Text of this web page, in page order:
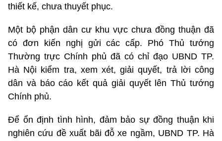
thiết kế, chưa thuyết phục.
Một bộ phận dân cư khu vực chưa đồng thuận đã
có đơn kiến nghị gửi các cấp. Phó Thủ tướng
Thường trực Chính phủ đã có chỉ đạo UBND TP.
Hà Nội kiểm tra, xem xét, giải quyết, trả lời công
dân và báo cáo kết quả giải quyết lên Thủ tướng
Chính phủ.
Để ổn định tình hình, đảm bảo sự đồng thuận khi
nghiên cứu đề xuất bãi đỗ xe ngầm, UBND TP. Hà